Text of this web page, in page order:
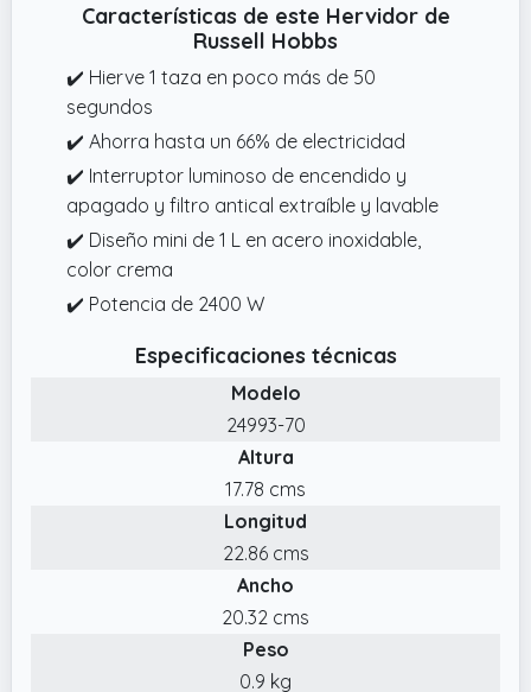
Características de este Hervidor de
Russell Hobbs
✔️ Hierve 1 taza en poco más de 50
segundos
✔️ Ahorra hasta un 66% de electricidad
✔️ Interruptor luminoso de encendido y
apagado y filtro antical extraíble y lavable
✔️ Diseño mini de 1 L en acero inoxidable,
color crema
✔️ Potencia de 2400 W
Especificaciones técnicas
Modelo
24993-70
Altura
17.78 cms
Longitud
22.86 cms
Ancho
20.32 cms
Peso
0.9 kg